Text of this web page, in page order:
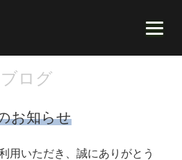
ブログ
お知らせ
用いただき、誠にありがとう